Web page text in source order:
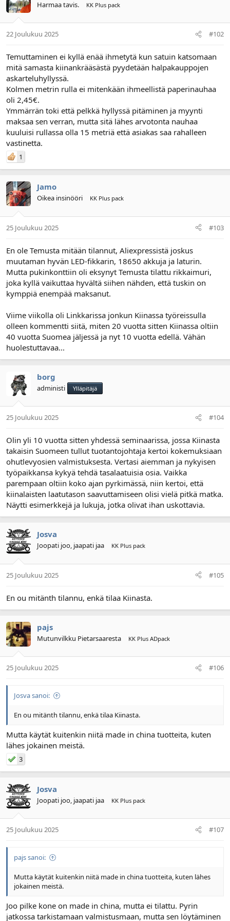
Harmaa tavis. KK Plus pack
22 Joulukuu 2025 #102
Temuttaminen ei kyllä enää ihmetytä kun satuin katsomaan
mitä samasta kiinankrääsästä pyydetään halpakauppojen
askarteluhyllyssä.
Kolmen metrin rulla ei mitenkään ihmeellistä paperinauhaa
oli 2,45€.
Ymmärrän toki että pelkkä hyllyssä pitäminen ja myynti
maksaa sen verran, mutta sitä lähes arvotonta nauhaa
kuuluisi rullassa olla 15 metriä että asiakas saa rahalleen
vastinetta.
1
Jamo
Oikea insinööri KK Plus pack
25 Joulukuu 2025 #103
En ole Temusta mitään tilannut, Aliexpressistä joskus
muutaman hyvän LED-fikkarin, 18650 akkuja ja laturin.
Mutta pukinkonttiin oli eksynyt Temusta tilattu rikkaimuri,
joka kyllä vaikuttaa hyvältä siihen nähden, että tuskin on
kymppiä enempää maksanut.
Viime viikolla oli Linkkarissa jonkun Kiinassa työreissulla
olleen kommentti siitä, miten 20 vuotta sitten Kiinassa oltiin
40 vuotta Suomea jäljessä ja nyt 10 vuotta edellä. Vähän
huolestuttavaa...
borg
administi Ylläpitäjä
25 Joulukuu 2025 #104
Olin yli 10 vuotta sitten yhdessä seminaarissa, jossa Kiinasta
takaisin Suomeen tullut tuotantojohtaja kertoi kokemuksiaan
ohutlevyosien valmistuksesta. Vertasi aiemman ja nykyisen
työpaikkansa kykyä tehdä tasalaatuisia osia. Vaikka
parempaan oltiin koko ajan pyrkimässä, niin kertoi, että
kiinalaisten laatutason saavuttamiseen olisi vielä pitkä matka.
Näytti esimerkkejä ja lukuja, jotka olivat ihan uskottavia.
Josva
Joopati joo, jaapati jaa KK Plus pack
25 Joulukuu 2025 #105
En ou mitänth tilannu, enkä tilaa Kiinasta.
pajs
Mutunvilkku Pietarsaaresta KK Plus ADpack
25 Joulukuu 2025 #106
Josva sanoi:
En ou mitänth tilannu, enkä tilaa Kiinasta.
Mutta käytät kuitenkin niitä made in china tuotteita, kuten
lähes jokainen meistä.
3
Josva
Joopati joo, jaapati jaa KK Plus pack
25 Joulukuu 2025 #107
pajs sanoi:
Mutta käytät kuitenkin niitä made in china tuotteita, kuten lähes
jokainen meistä.
Joo pilke kone on made in china, mutta ei tilattu. Pyrin
jatkossa tarkistamaan valmistusmaan, mutta sen löytäminen